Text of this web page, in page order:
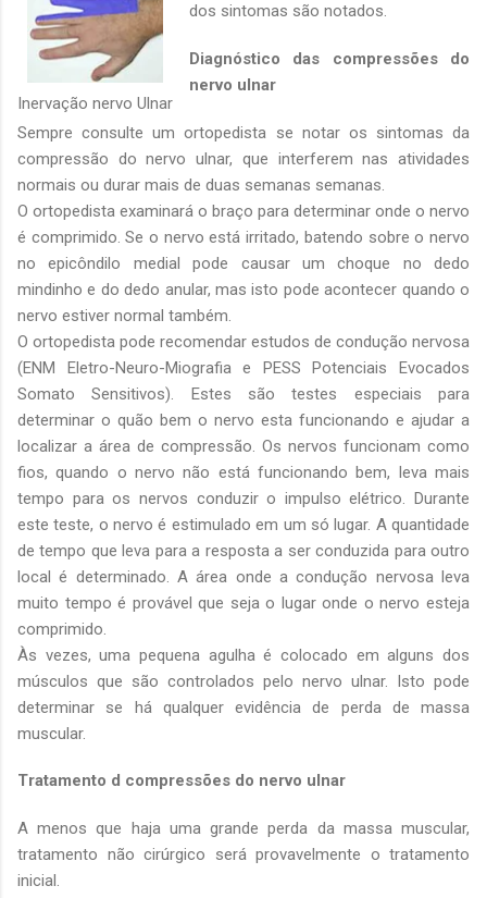
Inervação nervo Ulnar
dos sintomas são notados.
Diagnóstico das compressões do
nervo ulnar
Sempre consulte um ortopedista se notar os sintomas da
compressão do nervo ulnar, que interferem nas atividades
normais ou durar mais de duas semanas semanas.
O ortopedista examinará o braço para determinar onde o nervo
é comprimido. Se o nervo está irritado, batendo sobre o nervo
no epicôndilo medial pode causar um choque no dedo
mindinho e do dedo anular, mas isto pode acontecer quando o
nervo estiver normal também.
O ortopedista pode recomendar estudos de condução nervosa
(ENM Eletro-Neuro-Miografia e PESS Potenciais Evocados
Somato Sensitivos). Estes são testes especiais para
determinar o quão bem o nervo esta funcionando e ajudar a
localizar a área de compressão. Os nervos funcionam como
fios, quando o nervo não está funcionando bem, leva mais
tempo para os nervos conduzir o impulso elétrico. Durante
este teste, o nervo é estimulado em um só lugar. A quantidade
de tempo que leva para a resposta a ser conduzida para outro
local é determinado. A área onde a condução nervosa leva
muito tempo é provável que seja o lugar onde o nervo esteja
comprimido.
Às vezes, uma pequena agulha é colocado em alguns dos
músculos que são controlados pelo nervo ulnar. Isto pode
determinar se há qualquer evidência de perda de massa
muscular.
Tratamento d compressões do nervo ulnar
A menos que haja uma grande perda da massa muscular,
tratamento não cirúrgico será provavelmente o tratamento
inicial.